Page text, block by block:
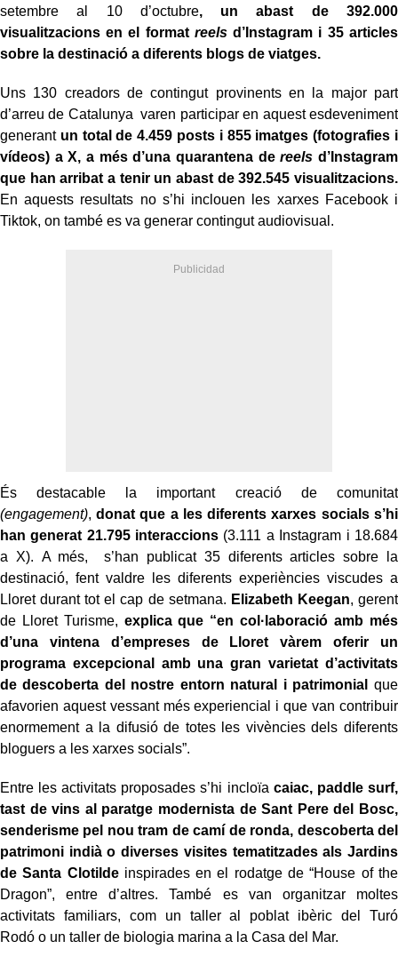
setembre al 10 d’octubre, un abast de 392.000
visualitzacions en el format reelsd’Instagram i 35 articles
sobre la destinació a diferents blogs de viatges.
Uns 130 creadors de contingut provinents en la major part
d’arreu de Catalunya varen participar en aquest esdeveniment
generant un total de 4.459 posts i 855 imatges (fotografies i
vídeos) a X, a més d’una quarantena dereels d’Instagram
que han arribat a tenir un abast de 392.545 visualitzacions.
En aquests resultats no s’hi inclouen les xarxes Facebook i
Tiktok, on també es va generar contingut audiovisual.
És destacable la important creació de comunitat
(engagement), donat que a les diferents xarxes socials s’hi
han generat 21.795 interaccions (3.111 a Instagram i 18.684
a X). A més, s’han publicat 35 diferents articles sobre la
destinació, fent valdre les diferents experiències viscudes a
Lloret durant tot el cap de setmana. Elizabeth Keegan, gerent
de Lloret Turisme, explica que “en col·laboració amb més
d’una vintena d’empreses de Lloret vàrem oferir un
programa excepcional amb una gran varietat d’activitats
de descoberta del nostre entorn natural i patrimonial que
afavorien aquest vessant més experiencial i que van contribuir
enormement a la difusió de totes les vivències dels diferents
bloguers a les xarxes socials”.
Entre les activitats proposades s’hi incloïa caiac, paddle surf,
tast de vins al paratge modernista de Sant Pere del Bosc,
senderisme pel nou tram de camí de ronda, descoberta del
patrimoni indià o diverses visites tematitzades als Jardins
de Santa Clotildeinspirades en el rodatge de “House of the
Dragon”, entre d’altres. També es van organitzar moltes
activitats familiars, com un taller al poblat ibèric del Turó
Rodó o un taller de biologia marina a la Casa del Mar.